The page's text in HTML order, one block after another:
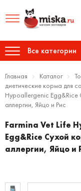
Все категории
Главная Каталог
диетические корма для
Hypoallergenic Egg&Rice
аллергии, Яйцо и Рис
Farmina Vet Life
Egg&Rice Сухой
аллергии, Яйцо и